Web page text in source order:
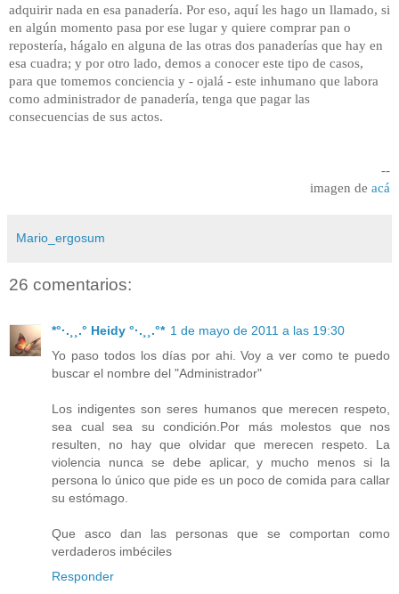
adquirir nada en esa panadería. Por eso, aquí les hago un llamado, si
en algún momento pasa por ese lugar y quiere comprar pan o
repostería, hágalo en alguna de las otras dos panaderías que hay en
esa cuadra; y por otro lado, demos a conocer este tipo de casos,
para que tomemos conciencia y - ojalá - este inhumano que labora
como administrador de panadería, tenga que pagar las
consecuencias de sus actos.
--
imagen de acá
Mario_ergosum
26 comentarios:
*°·.¸¸.° Heidy °·.¸¸.°* 1 de mayo de 2011 a las 19:30
Yo paso todos los días por ahi. Voy a ver como te puedo
buscar el nombre del "Administrador"
Los indigentes son seres humanos que merecen respeto,
sea cual sea su condición.Por más molestos que nos
resulten, no hay que olvidar que merecen respeto. La
violencia nunca se debe aplicar, y mucho menos si la
persona lo único que pide es un poco de comida para callar
su estómago.
Que asco dan las personas que se comportan como
verdaderos imbéciles
Responder